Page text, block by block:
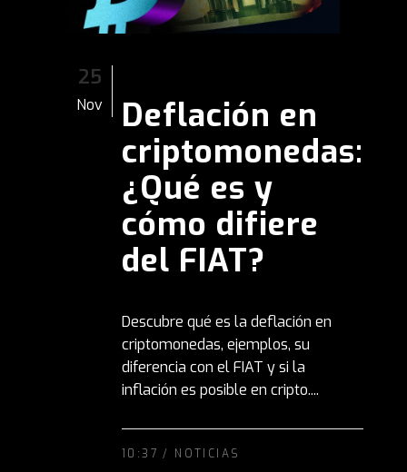
25
Nov
Deflación en
criptomonedas:
¿Qué es y
cómo difiere
del FIAT?
Descubre qué es la deflación en
criptomonedas, ejemplos, su
diferencia con el FIAT y si la
inflación es posible en cripto....
10:37 / NOTICIAS